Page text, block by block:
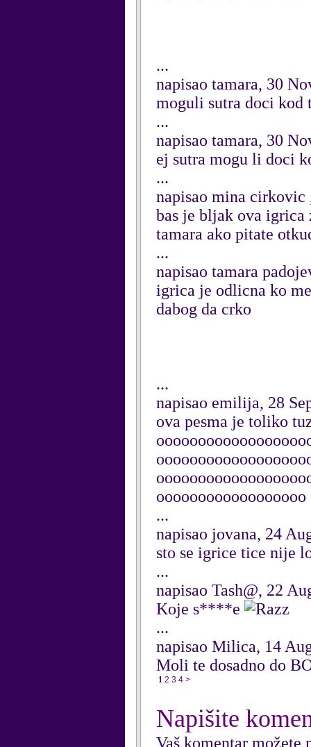
...
napisao tamara, 30
moguli sutra doci kod
...
napisao tamara, 30
ej sutra mogu li doci
...
napisao mina cirkovic
bas je bljak ova igrica
tamara ako pitate
...
napisao tamara
igrica je odlicna ko
dabog da crko
...
napisao emilija, 28
ova pesma je toliko
oooooooooooooooooo
...
napisao jovana, 24
sto se igrice tice nije
...
napisao Tash@, 22
Koje s****e
...
napisao Milica, 14
Moli te dosadno do
1 2 3 4 >
Napišite
Vaš komentar možete